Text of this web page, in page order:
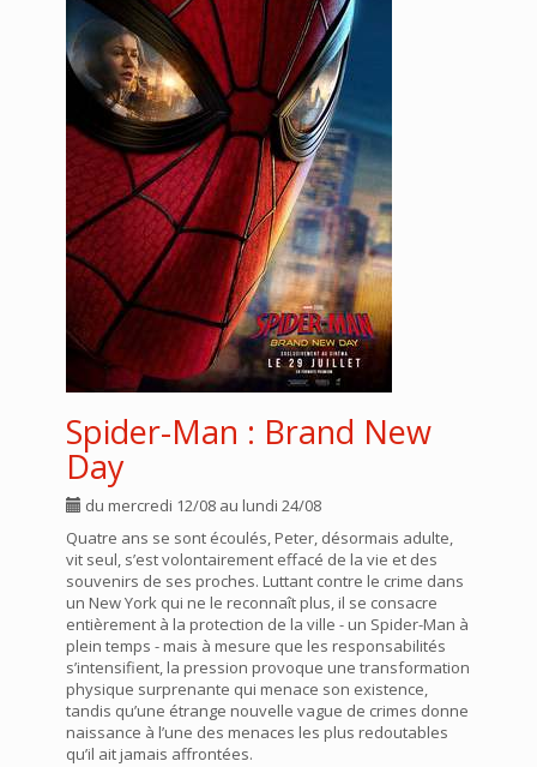
Spider-Man : Brand New
Day
du mercredi 12/08 au lundi 24/08
Quatre ans se sont écoulés, Peter, désormais adulte,
vit seul, s’est volontairement effacé de la vie et des
souvenirs de ses proches. Luttant contre le crime dans
un New York qui ne le reconnaît plus, il se consacre
entièrement à la protection de la ville - un Spider-Man à
plein temps - mais à mesure que les responsabilités
s’intensifient, la pression provoque une transformation
physique surprenante qui menace son existence,
tandis qu’une étrange nouvelle vague de crimes donne
naissance à l’une des menaces les plus redoutables
qu’il ait jamais affrontées.